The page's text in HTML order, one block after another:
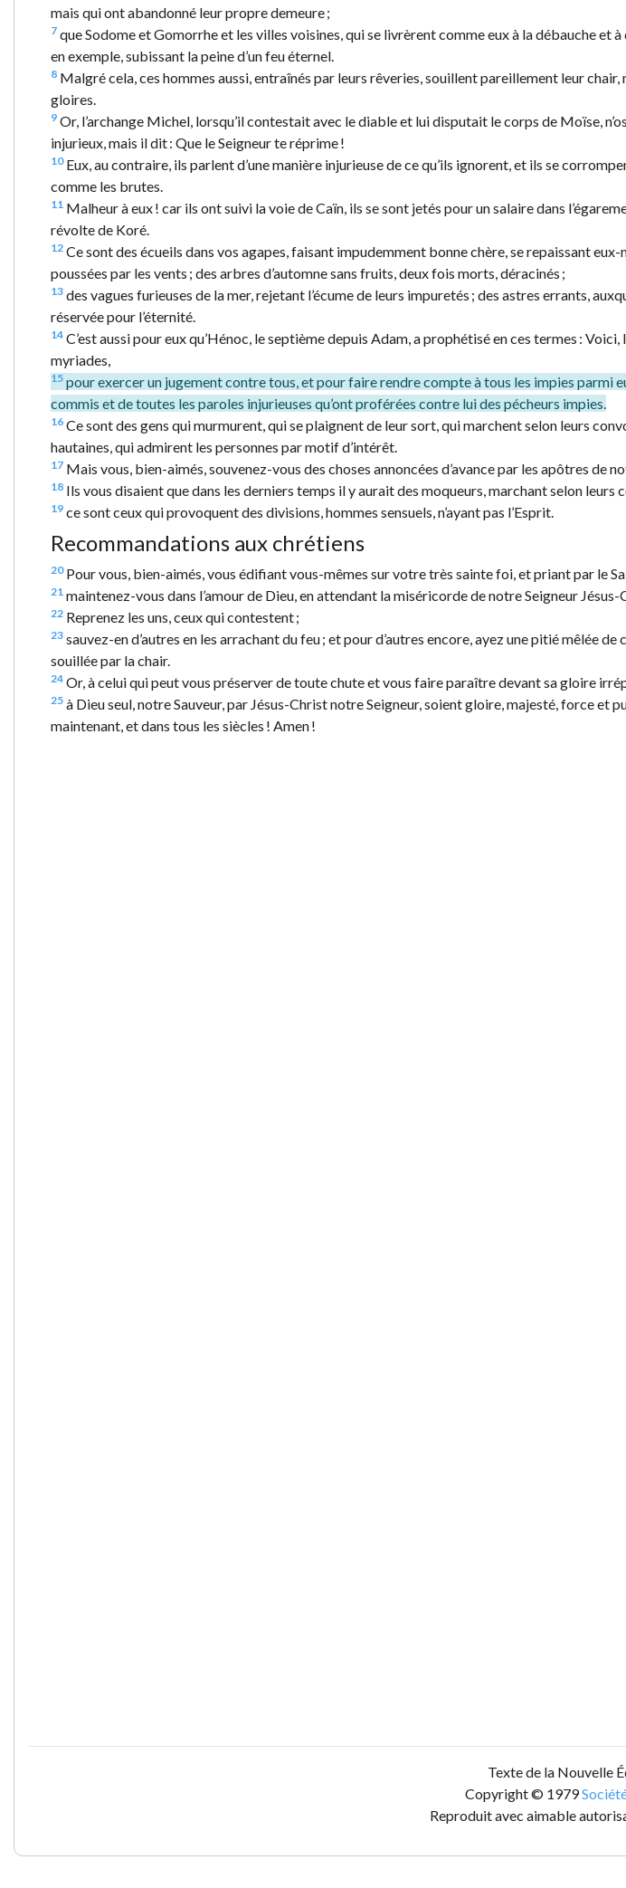
mais qui ont abandonné leur propre demeure ;
7 que Sodome et Gomorrhe et les villes voisines, qui se livrèrent comme eux à la débauche et
en exemple, subissant la peine d’un feu éternel.
8 Malgré cela, ces hommes aussi, entraînés par leurs rêveries, souillent pareillement leur
gloires.
9 Or, l’archange Michel, lorsqu’il contestait avec le diable et lui disputait le corps de Moïse,
injurieux, mais il dit : Que le Seigneur te réprime !
10Eux, au contraire, ils parlent d’une manière injurieuse de ce qu’ils ignorent, et ils se
comme les brutes.
11 Malheur à eux ! car ils ont suivi la voie de Caïn, ils se sont jetés pour un salaire dans
révolte de Koré.
12 Ce sont des écueils dans vos agapes, faisant impudemment bonne chère, se repaissant eux-
poussées par les vents ; des arbres d’automne sans fruits, deux fois morts, déracinés ;
13 des vagues furieuses de la mer, rejetant l’écume de leurs impuretés ; des astres errants,
réservée pour l’éternité.
14 C’est aussi pour eux qu’Hénoc, le septième depuis Adam, a prophétisé en ces termes : Voici,
myriades,
15 pour exercer un jugement contre tous, et pour faire rendre compte à tous les impies parmi
commis et de toutes les paroles injurieuses qu’ont proférées contre lui des pécheurs impies.
16 Ce sont des gens qui murmurent, qui se plaignent de leur sort, qui marchent selon leurs
hautaines, qui admirent les personnes par motif d’intérêt.
17 Mais vous, bien-aimés, souvenez-vous des choses annoncées d’avance par les apôtres de
18 Ils vous disaient que dans les derniers temps il y aurait des moqueurs, marchant selon leurs
19 ce sont ceux qui provoquent des divisions, hommes sensuels, n’ayant pas l’Esprit.
Recommandations aux chrétiens
20Pour vous, bien-aimés, vous édifiant vous-mêmes sur votre très sainte foi, et priant par le
21 maintenez-vous dans l’amour de Dieu, en attendant la miséricorde de notre Seigneur
22 Reprenez les uns, ceux qui contestent ;
23 sauvez-en d’autres en les arrachant du feu ; et pour d’autres encore, ayez une pitié mêlée de
souillée par la chair.
24 Or, à celui qui peut vous préserver de toute chute et vous faire paraître devant sa gloire
25 à Dieu seul, notre Sauveur, par Jésus-Christ notre Seigneur, soient gloire, majesté, force et
maintenant, et dans tous les siècles ! Amen !
Texte de la Nouvelle
Copyright © 1979
Reproduit avec aimable